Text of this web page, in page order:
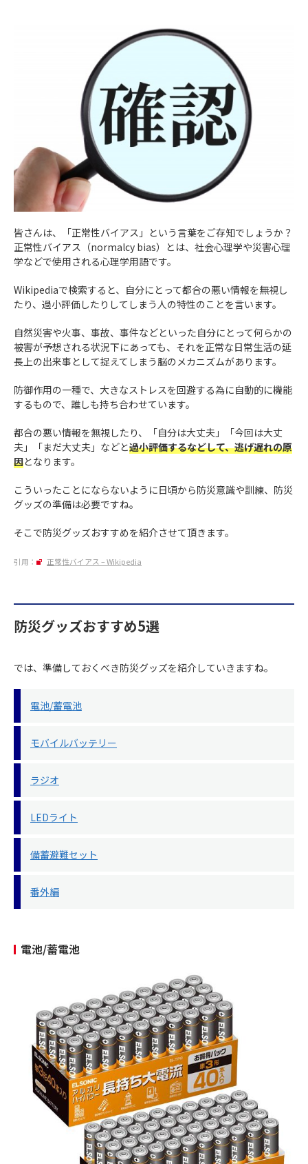
皆さんは、「正常性バイアス」という言葉をご存知でしょうか？
正常性バイアス（normalcy bias）とは、社会心理学や災害心理
学などで使用される心理学用語です。
Wikipediaで検索すると、自分にとって都合の悪い情報を無視し
たり、過小評価したりしてしまう人の特性のことを言います。
自然災害や火事、事故、事件などといった自分にとって何らかの
被害が予想される状況下にあっても、それを正常な日常生活の延
長上の出来事として捉えてしまう脳のメカニズムがあります。
防御作用の一種で、大きなストレスを回避する為に自動的に機能
するもので、誰しも持ち合わせています。
都合の悪い情報を無視したり、「自分は大丈夫」「今回は大丈
夫」「まだ大丈夫」などと過小評価するなどして、逃げ遅れの原
因となります。
こういったことにならないように日頃から防災意識や訓練、防災
グッズの準備は必要ですね。
そこで防災グッズおすすめを紹介させて頂きます。
引用： 正常性バイアス – Wikipedia
防災グッズおすすめ5選
では、準備しておくべき防災グッズを紹介していきますね。
電池/蓄電池
モバイルバッテリー
ラジオ
LEDライト
備蓄避難セット
番外編
電池/蓄電池